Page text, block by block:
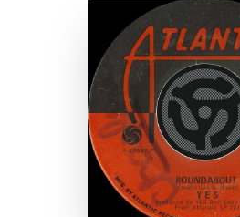
初回30日間無料お試し